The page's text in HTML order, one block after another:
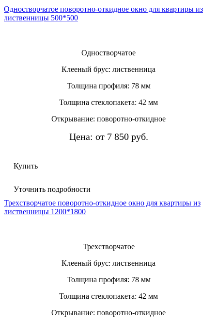
Одностворчатое поворотно-откидное окно для квартиры из
лиственницы 500*500
Одностворчатое
Клееный брус: лиственница
Толщина профиля: 78 мм
Толщина стеклопакета: 42 мм
Открывание: поворотно-откидное
Цена: от 7 850 руб.
Купить
Уточнить подробности
Трехстворчатое поворотно-откидное окно для квартиры из
лиственницы 1200*1800
Трехстворчатое
Клееный брус: лиственница
Толщина профиля: 78 мм
Толщина стеклопакета: 42 мм
Открывание: поворотно-откидное